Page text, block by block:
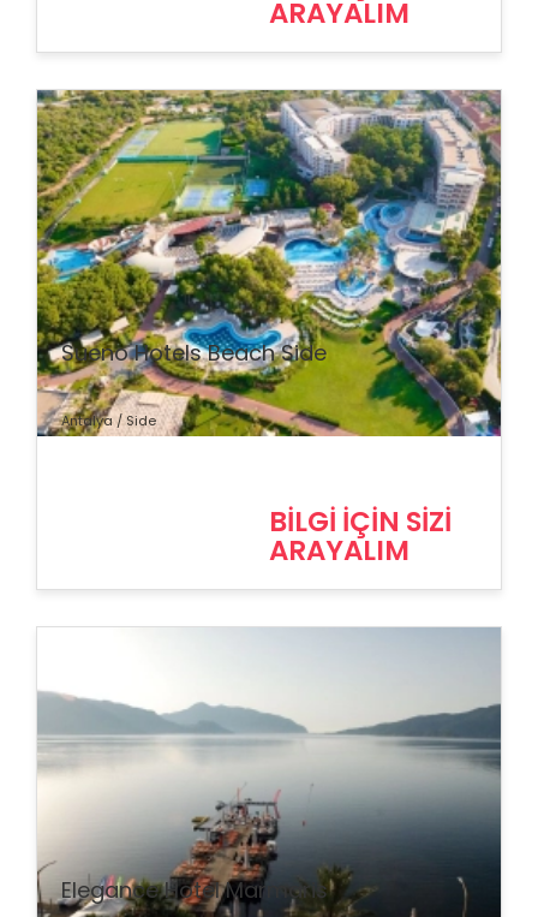
ARAYALIM
% İndirim
Sueno Hotels Beach Side
Antalya / Side
BİLGİ İÇİN SİZİ
ARAYALIM
% İndirim
Elegance Hotel Marmaris